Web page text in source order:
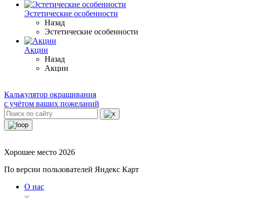
Эстетические особенности
Назад
Эстетические особенности
Акции
Назад
Акции
Калькулятор окрашивания
с учётом ваших пожеланий
Хорошее место 2026
По версии пользователей Яндекс Карт
О нас